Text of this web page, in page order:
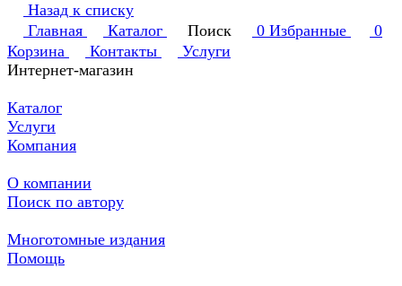
Назад к списку
Главная
Каталог Поиск 0 Избранные
0
Корзина
Контакты
Услуги
Интернет-магазин
Каталог
Услуги
Компания
О компании
Поиск по автору
Многотомные издания
Помощь